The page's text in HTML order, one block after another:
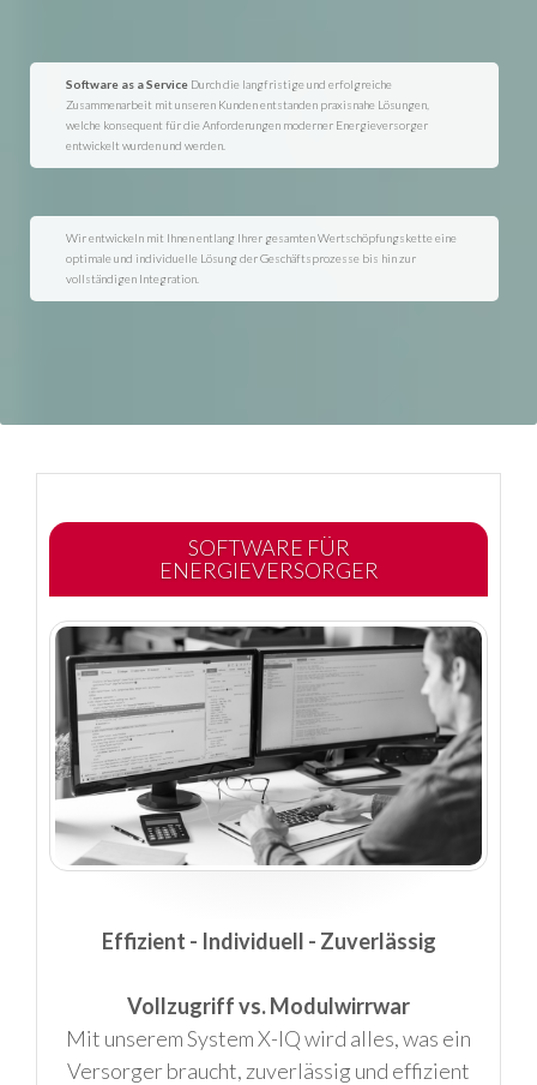
Software as a Service Durch die langfristige und erfolgreiche
Zusammenarbeit mit unseren Kunden entstanden praxisnahe Lösungen,
welche konsequent für die Anforderungen moderner Energieversorger
entwickelt wurden und werden.
Wir entwickeln mit Ihnen entlang Ihrer gesamten Wertschöpfungskette eine
optimale und individuelle Lösung der Geschäftsprozesse bis hin zur
vollständigen Integration.
SOFTWARE FÜR
ENERGIEVERSORGER
Effizient - Individuell - Zuverlässig
Vollzugriff vs. Modulwirrwar
Mit unserem System X-IQ wird alles, was ein
Versorger braucht, zuverlässig und effizient